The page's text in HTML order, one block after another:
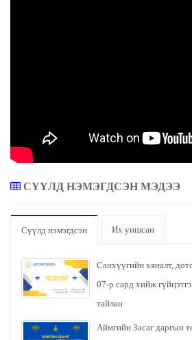
СҮҮЛД НЭМЭГДСЭН МЭДЭЭ
Сүүлд нэмэгдсэн Их уншсан
Санхүүгийн хяналт,
07-р сард хийж
тайлан
Аймгийн Засаг даргын